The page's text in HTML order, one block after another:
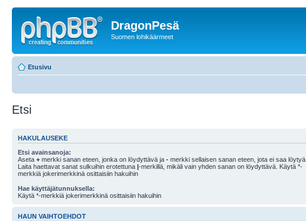
DragonPesä
Suomen lohikäärmeet
Etusivu
Etsi
HAKULAUSEKE
Etsi avainsanoja:
Aseta + merkki sanan eteen, jonka on löydyttävä ja - merkki sellaisen sanan eteen, jota ei saa löytyä.
Laita haettavat sanat sulkuihin erotettuna |-merkillä, mikäli vain yhden sanan on löydyttävä. Käytä *-
merkkiä jokerimerkkinä osittaisiin hakuihin
Hae käyttäjätunnuksella:
Käytä *-merkkiä jokerimerkkinä osittaisiin hakuihin
HAUN VAIHTOEHDOT